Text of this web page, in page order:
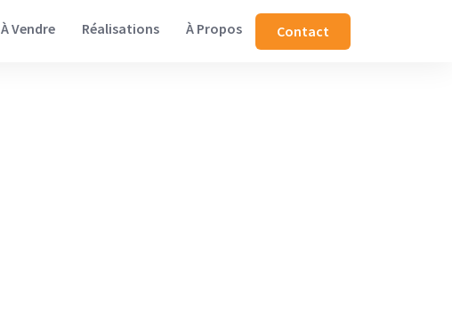
À Vendre Réalisations À Propos Contact